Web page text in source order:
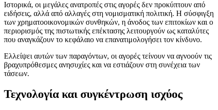
Ιστορικά, οι μεγάλες ανατροπές στις αγορές δεν προκύπτουν από
ειδήσεις, αλλά από αλλαγές στη νομισματική πολιτική. Η σύσφιγξη
των χρηματοοικονομικών συνθηκών, η άνοδος των επιτοκίων και ο
περιορισμός της πιστωτικής επέκτασης λειτουργούν ως καταλύτες
που αναγκάζουν το κεφάλαιο να επανατιμολογήσει τον κίνδυνο.
Ελλείψει αυτών των παραγόντων, οι αγορές τείνουν να αγνοούν τις
βραχυπρόθεσμες ανησυχίες και να εστιάζουν στη συνέχεια των
τάσεων.
Τεχνολογία και συγκέντρωση ισχύος